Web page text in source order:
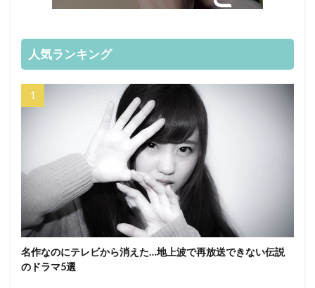
人気ランキング
名作なのにテレビから消えた…地上波で再放送できない伝説
のドラマ5選